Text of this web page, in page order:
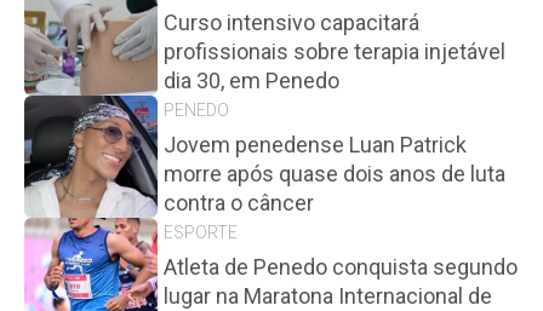
Curso intensivo capacitará
profissionais sobre terapia injetável
dia 30, em Penedo
PENEDO
Jovem penedense Luan Patrick
morre após quase dois anos de luta
contra o câncer
ESPORTE
Atleta de Penedo conquista segundo
lugar na Maratona Internacional de